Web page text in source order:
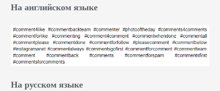
На английском языке
На русском языке